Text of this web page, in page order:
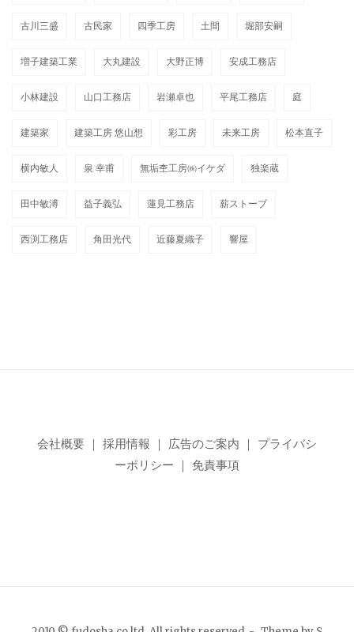
古川三盛 古民家 四季工房 土間 堀部安嗣
増子建築工業 大丸建設 大野正博 安成工務店
小林建設 山口工務店 岩瀬卓也 平尾工務店 庭
建築家 建築工房 悠山想 彩工房 未来工房 松本直子
横内敏人 泉 幸甫 無垢杢工房㈱イケダ 独楽蔵
田中敏溥 益子義弘 蓮見工務店 薪ストーブ
西渕工務店 角田光代 近藤夏織子 響屋
会社概要 ｜ 採用情報 ｜ 広告のご案内 ｜
プライバシ
ーポリシー ｜ 免責事項